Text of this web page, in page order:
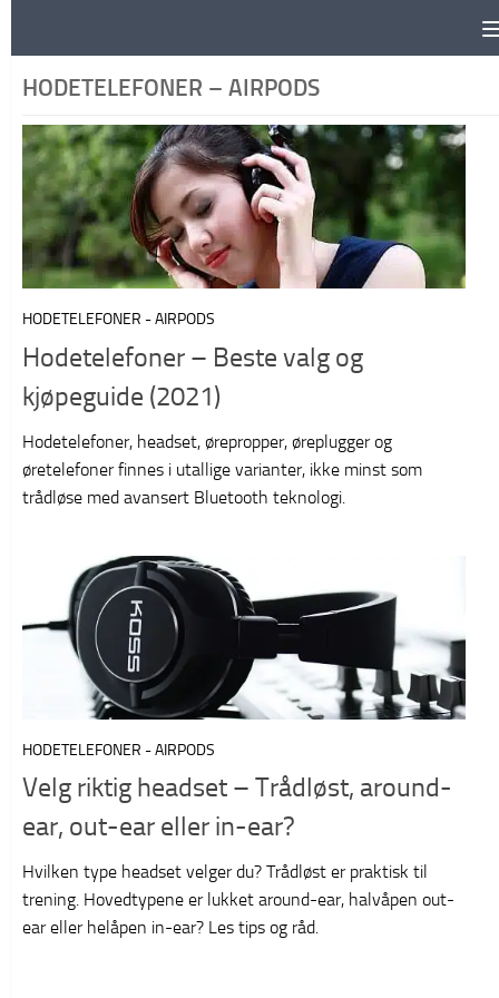
HODETELEFONER – AIRPODS
HODETELEFONER - AIRPODS
Hodetelefoner – Beste valg og
kjøpeguide (2021)
Hodetelefoner, headset, ørepropper, øreplugger og
øretelefoner finnes i utallige varianter, ikke minst som
trådløse med avansert Bluetooth teknologi.
HODETELEFONER - AIRPODS
Velg riktig headset – Trådløst, around-
ear, out-ear eller in-ear?
Hvilken type headset velger du? Trådløst er praktisk til
trening. Hovedtypene er lukket around-ear, halvåpen out-
ear eller helåpen in-ear? Les tips og råd.